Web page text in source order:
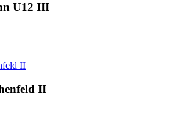
U12 III
II